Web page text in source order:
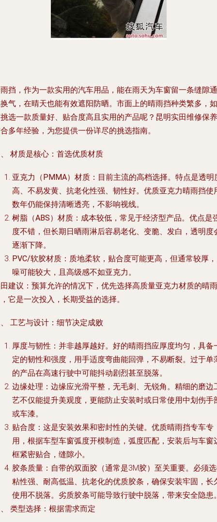
挡，作为一款实用的汽车用品，能在雨天为车窗留一条缝隙通
气，在晴天也能有效遮阳防晒。市面上的晴雨挡种类繁多，如
选一款质量好、贴合度高且实用的产品呢？昆明实田维修保养
多年经验，为您提供一份详尽的挑选指南。
材质是核心：首选优质材质
亚克力（PMMA）材质 ：目前主流的高档选择。特点是透明
高、不易发黄、抗老化性强、韧性好。优质亚克力晴雨挡使
数年仍能保持清晰透亮，不影响视线。
树脂（ABS）材质 ：成本较低，常见于经济型产品。优点是
度不错，但长期日晒雨淋后容易老化、变脆、发白，透明度
逐渐下降。
PVC/软胶材质 ：质地柔软，贴合度可能更高，但通常较厚
噪可能较大，且高级感不如亚克力。
建议 ：预算允许的情况下，优先选择高质量亚克力材质的晴雨
它是一次投入，长期受益的选择。
工艺与设计：细节决定成败
厚度与韧性 ：并非越厚越好。好的晴雨挡应厚度均匀，具备
定的韧性和强度，用手适度弯曲能回弹，不易断裂。过于单
的产品在高速行驶中可能抖动剧烈甚至脱落。
边缘处理 ：边缘应光滑平整，无毛刺、无锐角。精细的磨边
艺不仅能提升美观度，更能防止安装时或日常使用中划伤手
或车漆。
贴合度 ：这是安装效果和密封性的关键。优质晴雨挡专车专
用，根据车型车窗弧度开模制造，弧度匹配，安装后与车窗
框紧密贴合，缝隙小。
胶条质量 ：自带的双面胶（通常是3M胶）至关重要。必须
粘性强、耐高低温、抗老化的优质胶条，确保安装牢固，长
使用不脱落。劣质胶条可能导致行驶中脱落，带来安全隐患
类型选择：根据需求而定